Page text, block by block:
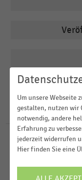
71Ergebnisse für
Einkommen,
2022
2020
2018
2017
Deutschland
Schweiz
D-A-CH-
Um unsere Webseite
gestalten, nutzen wir
notwendig, andere
Erfahrung zu
jederzeit widerrufen
Hier finden Sie eine